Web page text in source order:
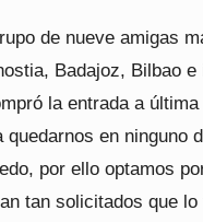
de nueve amigas
Badajoz, Bilbao e
la entrada a
en ninguno
por ello optamos
tan solicitados que